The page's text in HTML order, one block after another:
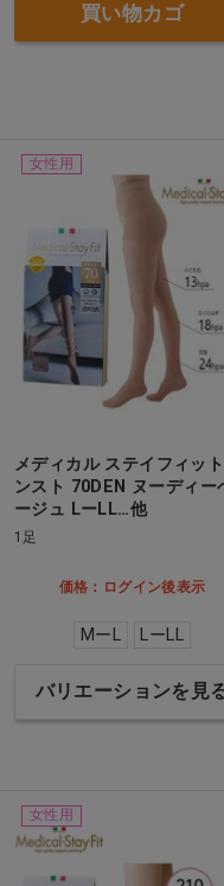
買い物カゴ
女性用
メディカル ステイフィッ
ンスト 70DEN ヌーディー
ージュ LーLL…他
1足
価格：ログイン後表示
MーL LーLL
バリエーションを見
女性用